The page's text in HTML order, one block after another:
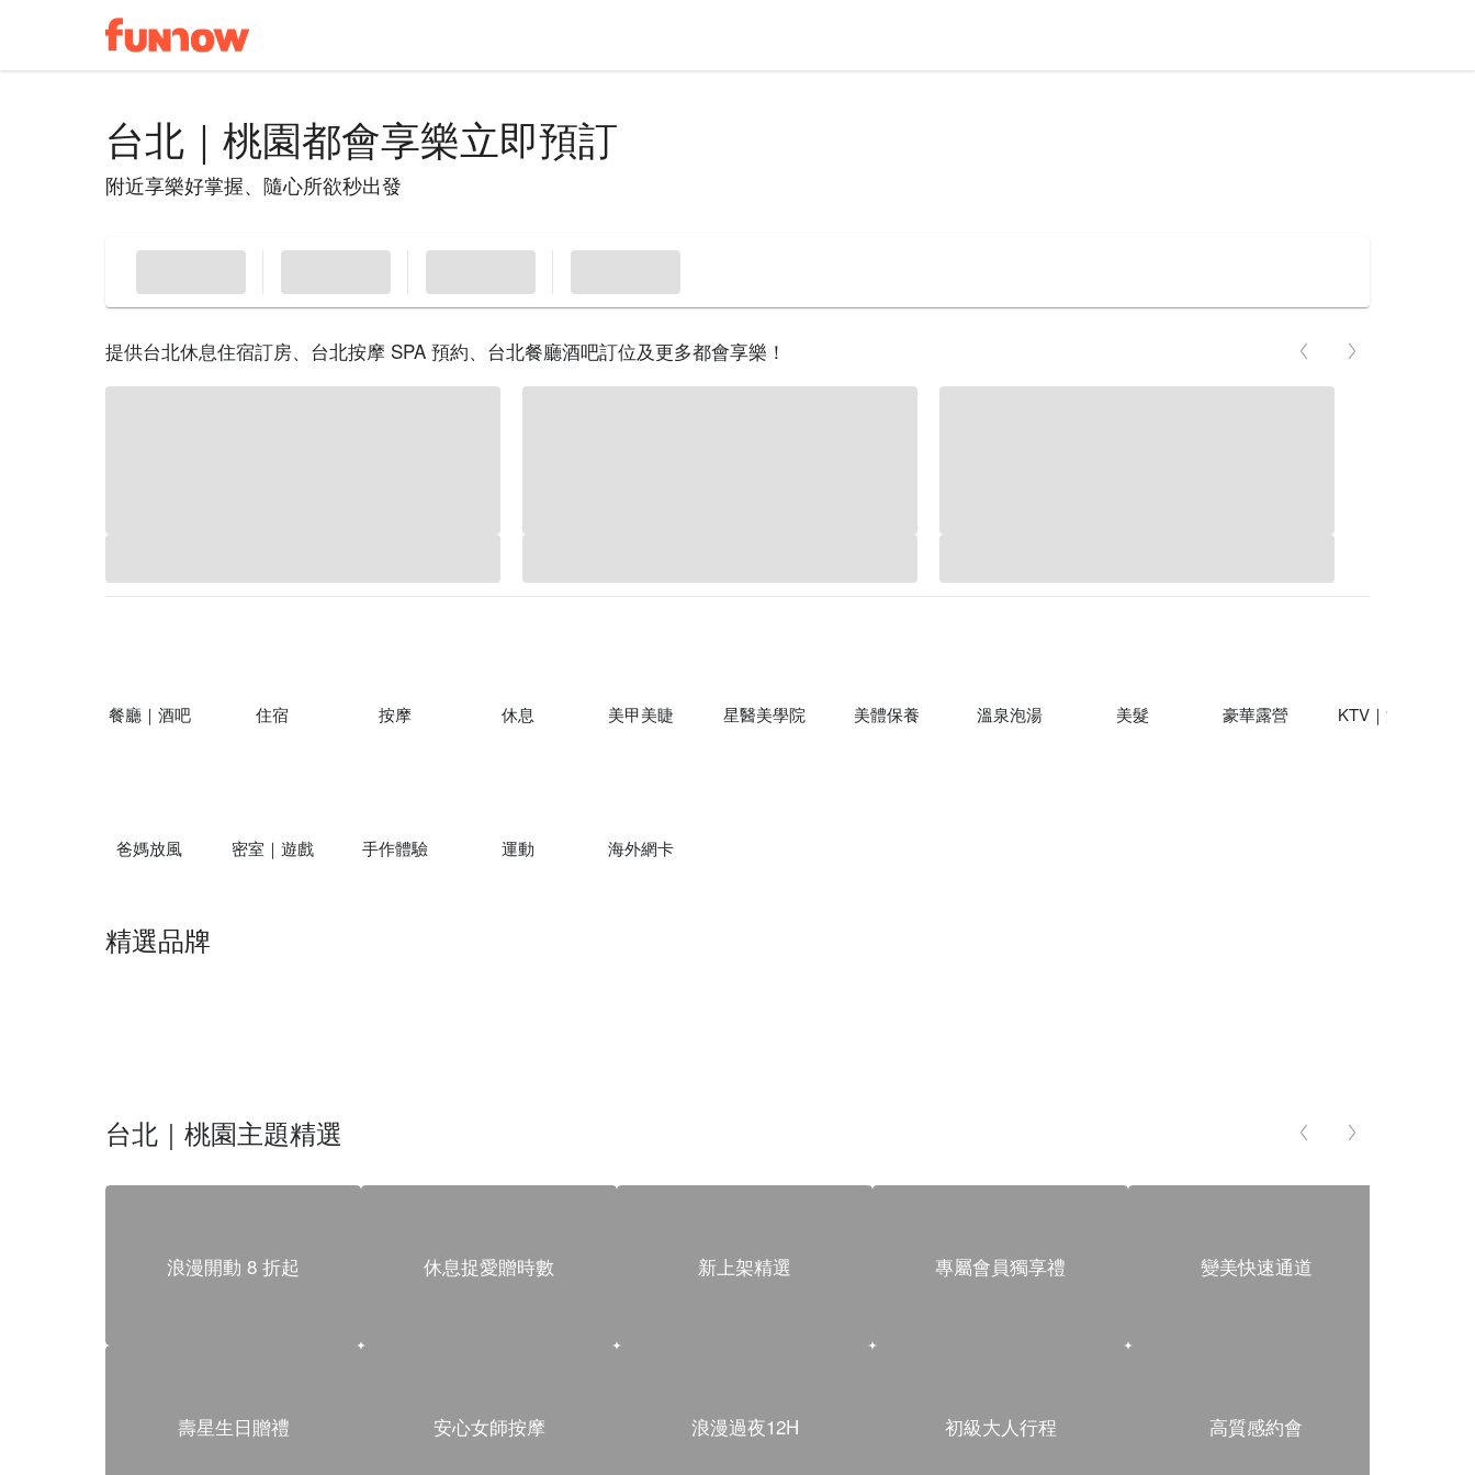
台北｜桃園都會享樂立即預訂
附近享樂好掌握、隨心所欲秒出發
提供台北休息住宿訂房、台北按摩 SPA 預約、台北餐廳酒吧訂位及更多都會享樂！
餐廳｜酒吧 住宿 按摩 休息 美甲美睫 星醫美學院 美體保養 溫泉泡湯 美髮 豪華露營 KTV｜派對
爸媽放風 密室｜遊戲 手作體驗 運動 海外網卡
精選品牌
台北｜桃園主題精選
浪漫開動 8 折起
壽星生日贈禮
休息捉愛贈時數
安心女師按摩
新上架精選
浪漫過夜12H
專屬會員獨享禮
初級大人行程
變美快速通道
高質感約會